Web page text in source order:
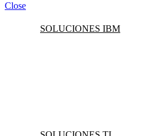
Close
SOLUCIONES IBM